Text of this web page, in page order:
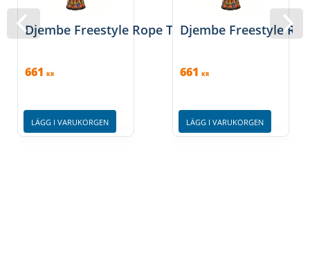
Djembe Freestyle Rope Tuned Fiesta, Toca
661 KR
LÄGG I VARUKORGEN
Djembe Freestyle
661 KR
LÄGG I VARUKORGEN